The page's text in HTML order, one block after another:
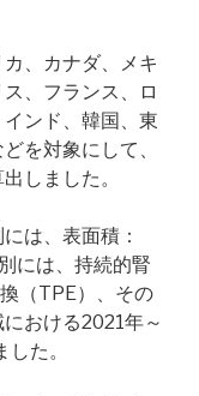
、カナダ、メキ
、フランス、ロ
ンド、韓国、東
を対象にして、
しました。
は、表面積：
には、持続的腎
（TPE）、その
おける2021年～
た。